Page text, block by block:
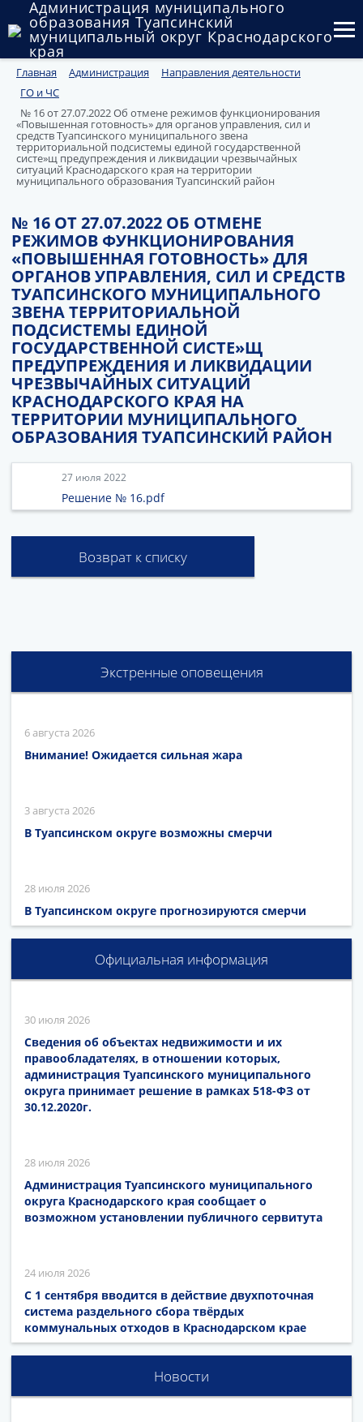
Администрация муниципального
образования Туапсинский
муниципальный округ Краснодарского
края
Округ
Администрация
Муниципальные закупки
Государственный и муниципальный контроль
Муниципальное имущество
Публичные слушания и общественные обсуждения
Документы
Главная Администрация
Направления деятельности
ГО и ЧС
№ 16 от 27.07.2022 Об отмене режимов функционирования
«Повышенная готовность» для органов управления, сил и
средств Туапсинского муниципального звена
территориальной подсистемы единой государственной
систе»щ предупреждения и ликвидации чрезвычайных
ситуаций Краснодарского края на территории
муниципального образования Туапсинский район
№ 16 ОТ 27.07.2022 ОБ ОТМЕНЕ
РЕЖИМОВ ФУНКЦИОНИРОВАНИЯ
«ПОВЫШЕННАЯ ГОТОВНОСТЬ» ДЛЯ
ОРГАНОВ УПРАВЛЕНИЯ, СИЛ И СРЕДСТВ
ТУАПСИНСКОГО МУНИЦИПАЛЬНОГО
ЗВЕНА ТЕРРИТОРИАЛЬНОЙ
ПОДСИСТЕМЫ ЕДИНОЙ
ГОСУДАРСТВЕННОЙ СИСТЕ»Щ
ПРЕДУПРЕЖДЕНИЯ И ЛИКВИДАЦИИ
ЧРЕЗВЫЧАЙНЫХ СИТУАЦИЙ
КРАСНОДАРСКОГО КРАЯ НА
ТЕРРИТОРИИ МУНИЦИПАЛЬНОГО
ОБРАЗОВАНИЯ ТУАПСИНСКИЙ РАЙОН
27 июля 2022
Решение № 16.pdf
Возврат к списку
Экстренные оповещения
6 августа 2026
Внимание! Ожидается сильная жара
3 августа 2026
В Туапсинском округе возможны смерчи
28 июля 2026
В Туапсинском округе прогнозируются смерчи
Официальная информация
30 июля 2026
Сведения об объектах недвижимости и их
правообладателях, в отношении которых,
администрация Туапсинского муниципального
округа принимает решение в рамках 518-ФЗ от
30.12.2020г.
28 июля 2026
Администрация Туапсинского муниципального
округа Краснодарского края сообщает о
возможном установлении публичного сервитута
24 июля 2026
С 1 сентября вводится в действие двухпоточная
система раздельного сбора твёрдых
коммунальных отходов в Краснодарском крае
Новости